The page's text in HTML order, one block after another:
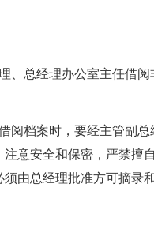
、总经理办公室主任借
阅档案时，要经主管副
意安全和保密，严禁擅
由总经理批准方可摘录